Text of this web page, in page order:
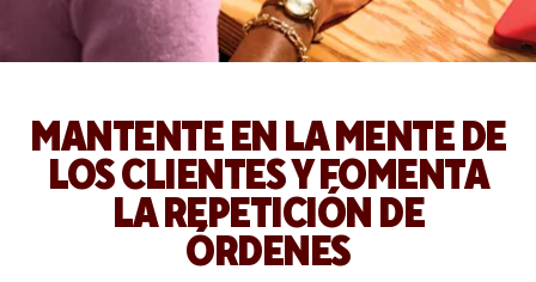
MANTENTE EN LA MENTE DE
LOS CLIENTES Y FOMENTA
LA REPETICIÓN DE
ÓRDENES